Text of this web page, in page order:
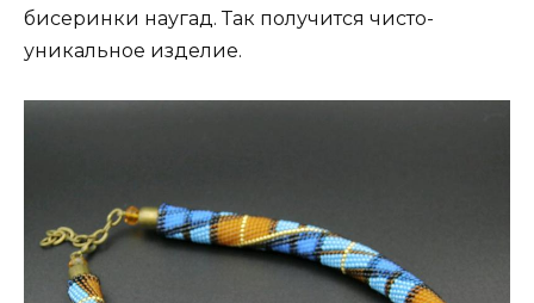
бисеринки наугад. Так получится чисто-
уникальное изделие.